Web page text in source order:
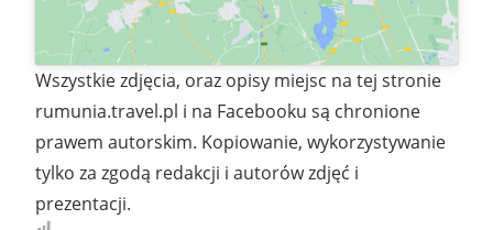
Wszystkie zdjęcia, oraz opisy miejsc na tej stronie
rumunia.travel.pl i na Facebooku są chronione
prawem autorskim. Kopiowanie, wykorzystywanie
tylko za zgodą redakcji i autorów zdjęć i
prezentacji.